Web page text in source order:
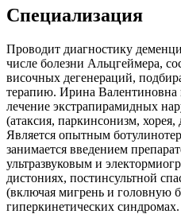
Специализация
Проводит диагностику
числе болезни Альцгеймера,
височных дегенераций,
терапию. Ирина Валентиновна
лечение экстрапирамидных
(атаксия, паркинсонизм,
Является опытным
занимается введением
ультразвуковым и
дистониях, постинсультной
(включая мигрень и головную
гиперкинетических синдромах.